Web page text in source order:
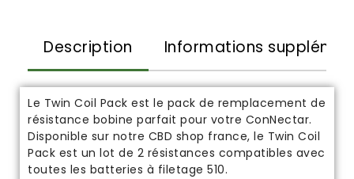
Description Informations
Le Twin Coil Pack est le pack de remplacement de
résistance bobine parfait pour votre ConNectar.
Disponible sur notre CBD shop france, le Twin Coil
Pack est un lot de 2 résistances compatibles avec
toutes les batteries à filetage 510.